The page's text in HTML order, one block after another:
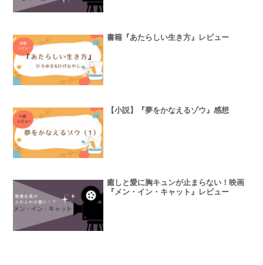
書籍『あたらしい生き方』レビュー
【小説】『夢をかなえるゾウ』感想
癒しと愛に胸キュンが止まらない！映画
『メン・イン・キャット』レビュー